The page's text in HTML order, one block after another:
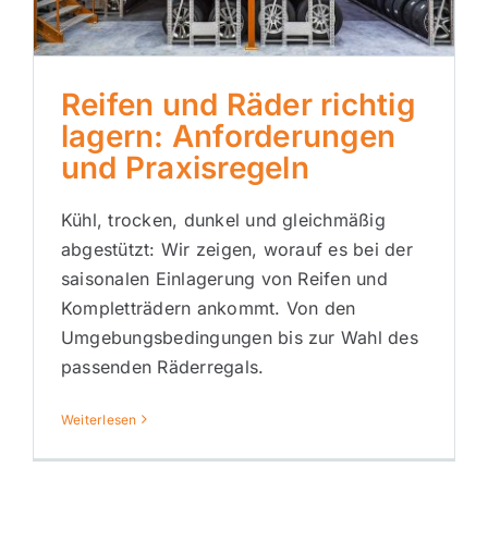
Reifen und Räder richtig
lagern: Anforderungen
und Praxisregeln
Kühl, trocken, dunkel und gleichmäßig
abgestützt: Wir zeigen, worauf es bei der
saisonalen Einlagerung von Reifen und
Kompletträdern ankommt. Von den
Umgebungsbedingungen bis zur Wahl des
passenden Räderregals.
Weiterlesen